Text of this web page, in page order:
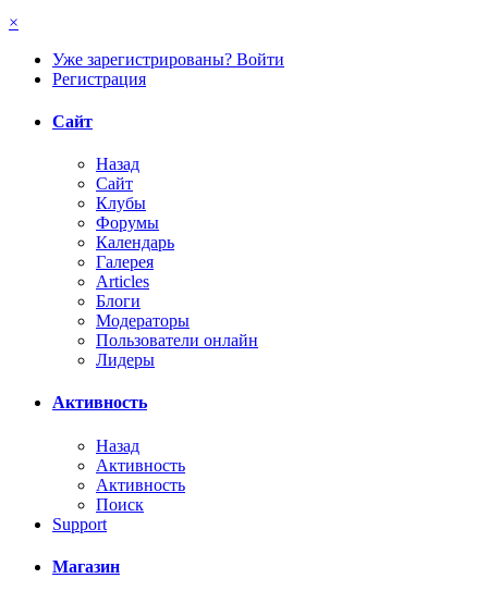
×
Уже зарегистрированы? Войти
Регистрация
Сайт
Назад
Сайт
Клубы
Форумы
Календарь
Галерея
Articles
Блоги
Модераторы
Пользователи онлайн
Лидеры
Активность
Назад
Активность
Активность
Поиск
Support
Магазин